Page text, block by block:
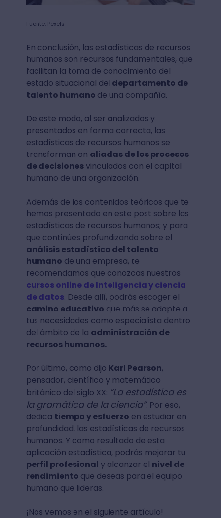
Fuente: Pexels
En conclusión, las estadísticas de recursos
humanos son recursos fundamentales, que
facilitan la toma de conocimiento del
estado situacional del departamento de
talento humano de una compañía.
De este modo, al ser analizados y
presentados en forma correcta, las
estadísticas de recursos humanos se
transforman en aliadas de los procesos
de decisionesvinculados con el capital
humano de una organización.
Además de los contenidos teóricos que te
hemos presentado en este post sobre las
estadísticas de recursos humanos; y para
que continúes profundizando sobre el
análisis estadístico del talento
humano de una empresa, te
recomendamos que conozcas nuestros
cursos online de Inteligencia y ciencia
de datos. Desde allí, podrás escoger el
camino educativo que más se adapte a
tus necesidades como especialista dentro
del ámbito de la administración de
recursos humanos.
Por último, como dijo Karl Pearson,
pensador, científico y matemático
británico del siglo XX: “La estadística es
la gramática de la ciencia”. Por eso,
dedica tiempo y esfuerzo en estudiar en
profundidad, las estadísticas de recursos
humanos. Y como resultado de esta
aplicación estadística, podrás mejorar tu
perfil profesional y alcanzar el nivel de
rendimiento que deseas para el equipo
humano que lideras.
¡Nos vemos en el siguiente artículo!